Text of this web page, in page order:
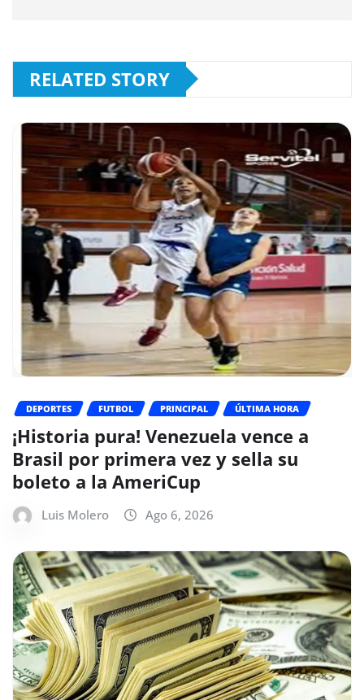
RELATED STORY
DEPORTES FUTBOL PRINCIPAL ÚLTIMA HORA
¡Historia pura! Venezuela vence a
Brasil por primera vez y sella su
boleto a la AmeriCup
Luis Molero Ago 6, 2026